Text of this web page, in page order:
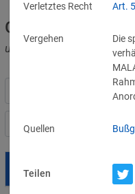
Geldbußen für
und für Verletzungen
Nach Land filtern
Datum Bußgeld
Verletztes Recht
Art.
Vergehen
Die
Quellen
Teilen